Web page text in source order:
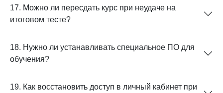
17. Можно ли пересдать курс при неудаче на
итоговом тесте?
18. Нужно ли устанавливать специальное ПО для
обучения?
19. Как восстановить доступ в личный кабинет при